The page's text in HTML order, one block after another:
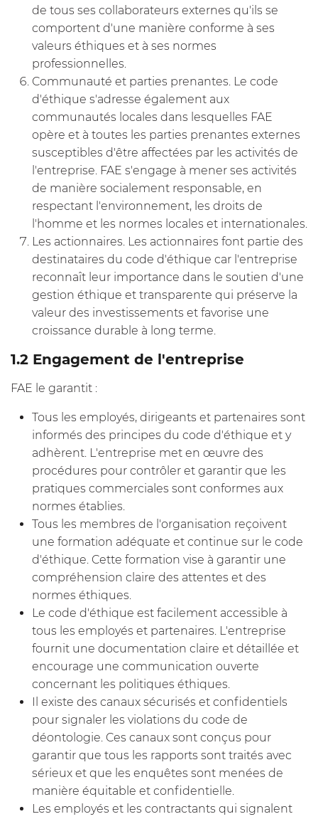
de tous ses collaborateurs externes qu'ils se
comportent d'une manière conforme à ses
valeurs éthiques et à ses normes
professionnelles.
Communauté et parties prenantes. Le code
d'éthique s'adresse également aux
communautés locales dans lesquelles FAE
opère et à toutes les parties prenantes externes
susceptibles d'être affectées par les activités de
l'entreprise. FAE s'engage à mener ses activités
de manière socialement responsable, en
respectant l'environnement, les droits de
l'homme et les normes locales et internationales.
Les actionnaires. Les actionnaires font partie des
destinataires du code d'éthique car l'entreprise
reconnaît leur importance dans le soutien d'une
gestion éthique et transparente qui préserve la
valeur des investissements et favorise une
croissance durable à long terme.
1.2 Engagement de l'entreprise
FAE le garantit :
Tous les employés, dirigeants et partenaires sont
informés des principes du code d'éthique et y
adhèrent. L'entreprise met en œuvre des
procédures pour contrôler et garantir que les
pratiques commerciales sont conformes aux
normes établies.
Tous les membres de l'organisation reçoivent
une formation adéquate et continue sur le code
d'éthique. Cette formation vise à garantir une
compréhension claire des attentes et des
normes éthiques.
Le code d'éthique est facilement accessible à
tous les employés et partenaires. L'entreprise
fournit une documentation claire et détaillée et
encourage une communication ouverte
concernant les politiques éthiques.
Il existe des canaux sécurisés et confidentiels
pour signaler les violations du code de
déontologie. Ces canaux sont conçus pour
garantir que tous les rapports sont traités avec
sérieux et que les enquêtes sont menées de
manière équitable et confidentielle.
Les employés et les contractants qui signalent